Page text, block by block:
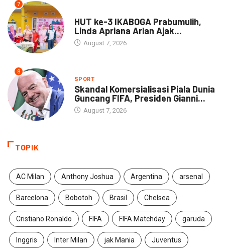
7
HUT ke-3 IKABOGA Prabumulih,
Linda Apriana Arlan Ajak...
August 7, 2026
8
SPORT
Skandal Komersialisasi Piala Dunia
Guncang FIFA, Presiden Gianni...
August 7, 2026
TOPIK
AC Milan Anthony Joshua Argentina arsenal
Barcelona Bobotoh Brasil Chelsea
Cristiano Ronaldo FIFA FIFA Matchday garuda
Inggris Inter Milan jak Mania Juventus